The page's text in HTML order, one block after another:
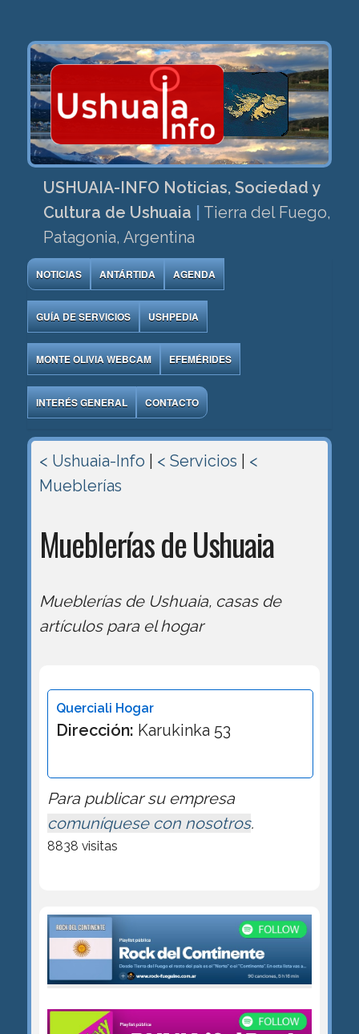
USHUAIA-INFO Noticias, Sociedad y
Cultura de Ushuaia
Tierra del Fuego,
Patagonia, Argentina
NOTICIAS ANTÁRTIDA AGENDA
GUÍA DE SERVICIOS USHPEDIA
MONTE OLIVIA WEBCAM EFEMÉRIDES
INTERÉS GENERAL CONTACTO
< Ushuaia-Info < Servicios
<
Mueblerías
Mueblerías de Ushuaia
Mueblerías de Ushuaia, casas de
artículos para el hogar
Querciali Hogar
Dirección: Karukinka 53
Para publicar su empresa
comuníquese con nosotros.
8838 visitas